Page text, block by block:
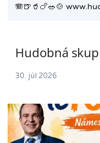
🪗🍺🥤🍗🥗🍲
Hudobná
30. júl 2026